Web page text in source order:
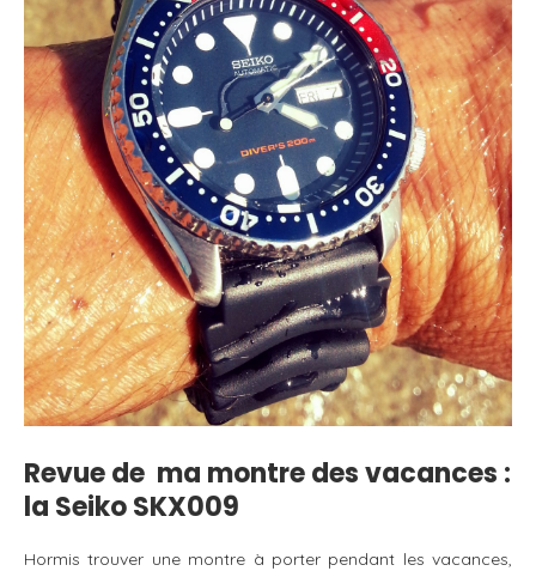
Revue de ma montre des vacances :
la Seiko SKX009
Hormis trouver une montre à porter pendant les vacances,